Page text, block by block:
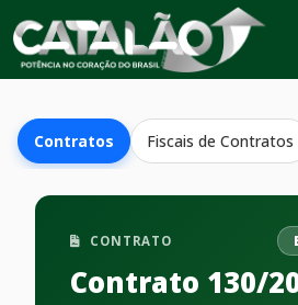
Contratos Fiscais de Contratos
CONTRATO
Contrato 130/